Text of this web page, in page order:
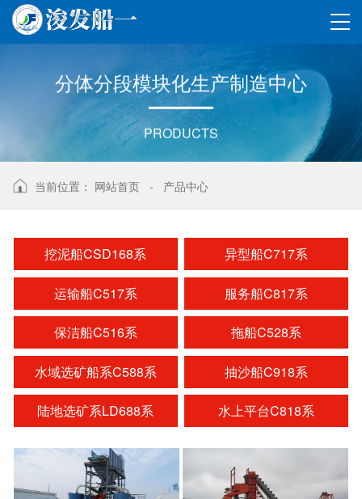
分体分段模块化生产制造中心
PRODUCTS
当前位置： 网站首页 - 产品中心
挖泥船CSD168系 异型船C717系
运输船C517系 服务船C817系
保洁船C516系 拖船C528系
水域选矿船系C588系 抽沙船C918系
陆地选矿系LD688系 水上平台C818系